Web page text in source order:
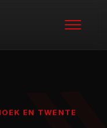
EN TWENTE